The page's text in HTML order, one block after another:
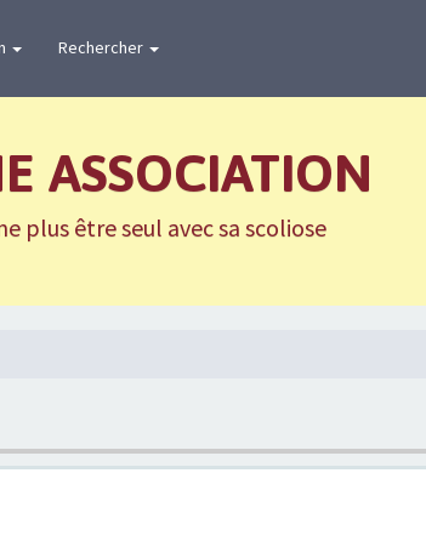
Rechercher
ASSOCIATION
plus être seul avec sa scoliose